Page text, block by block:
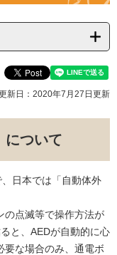
新日：2020年7月27日更新
について
日本では「自動体外
点滅等で操作方法が
と、AEDが自動的に心
要な場合のみ、通電ボ